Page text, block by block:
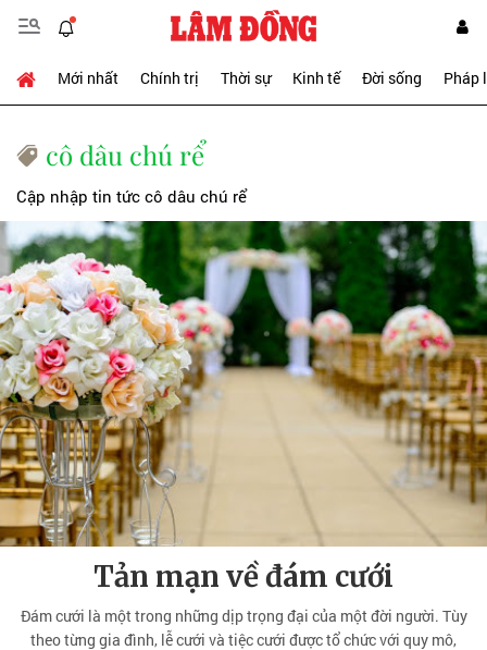
Mới nhất Chính trị Thời sự Kinh tế Đời sống Pháp
cô dâu chú rể
Cập nhập tin tức cô dâu chú rể
Tản mạn về đám cưới
Đám cưới là một trong những dịp trọng đại của một đời người. Tùy
theo từng gia đình, lễ cưới và tiệc cưới được tổ chức với quy mô,